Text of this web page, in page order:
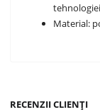
Material:
RECENZII CLIENȚI